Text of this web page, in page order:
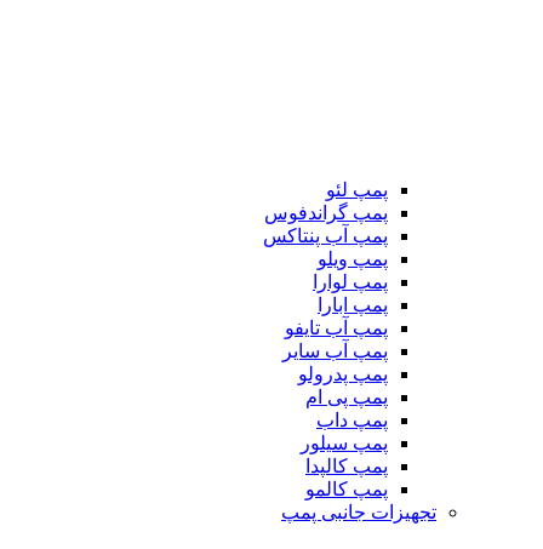
پمپ لئو
پمپ گراندفوس
پمپ آب پنتاکس
پمپ ویلو
پمپ لوارا
پمپ ابارا
پمپ آب تایفو
پمپ آب سایر
پمپ پدرولو
پمپ پی ام
پمپ داب
پمپ سیلور
پمپ کالپدا
پمپ کالمو
تجهیزات جانبی پمپ